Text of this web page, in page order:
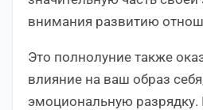
внимания развитию
Это полнолуние также
влияние на ваш образ
эмоциональную разрядку.